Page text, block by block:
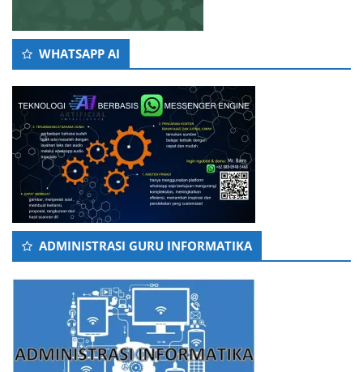
WHATSAPP AI
ADMINISTRASI GURU INFORMATIKA